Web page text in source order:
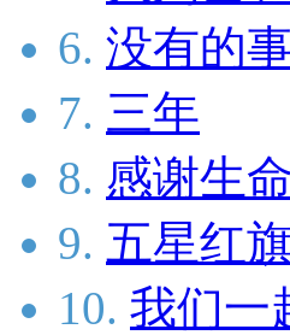
6. 没有的
7. 三年
8. 感谢生
9. 五星红
10. 我们一